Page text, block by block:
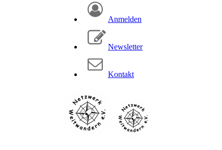
Anmelden
Newsletter
Kontakt